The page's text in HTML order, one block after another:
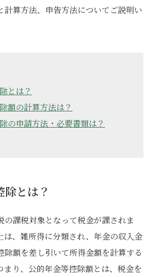
計算方法、申告方法についてご説明い
とは？
額の計算方法は？
の申請方法・必要書類は？
除とは？
の課税対象となって税金が課されま
は、雑所得に分類され、年金の収入金
除額を差し引いて所得金額を計算する
まり、公的年金等控除額とは、税金を